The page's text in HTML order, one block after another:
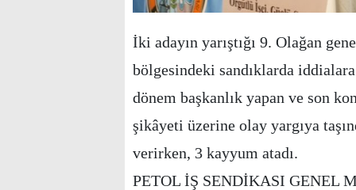
İki adayın yarıştığı 9. Olağan
bölgesindeki sandıklarda
dönem başkanlık yapan ve son
şikâyeti üzerine olay yargıya
verirken, 3 kayyum atadı.
PETOL İŞ SENDİKASI GENEL